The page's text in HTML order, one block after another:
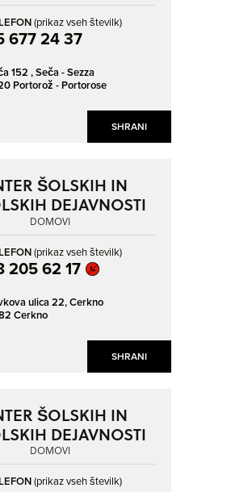
SHRANI
(prikaz vseh številk)
677 24 37
152 ,Seča - Sezza
Portorož - Portorose
SHRANI
ŠOLSKIH IN
DEJAVNOSTI
DOMOVI
(prikaz vseh številk)
205 62 17
ulica 22,Cerkno
Cerkno
ŠOLSKIH IN
DEJAVNOSTI
DOMOVI
(prikaz vseh številk)